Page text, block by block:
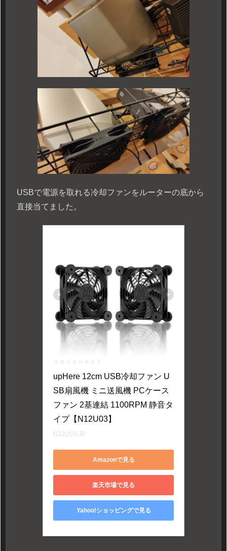
USBで電源を取れる冷却ファンをルーターの底から
直接当てました。
ｎｏｖｏｎｅｓｔ
upHere 12cm USB冷却ファン U
SB扇風機 ミニ送風機 PCケース
ファン 2基連結 1100RPM 静音タ
イプ【N12U03】
N12U03-JP
Amazonで見る
楽天市場で見る
Yahoo!ショッピングで見る